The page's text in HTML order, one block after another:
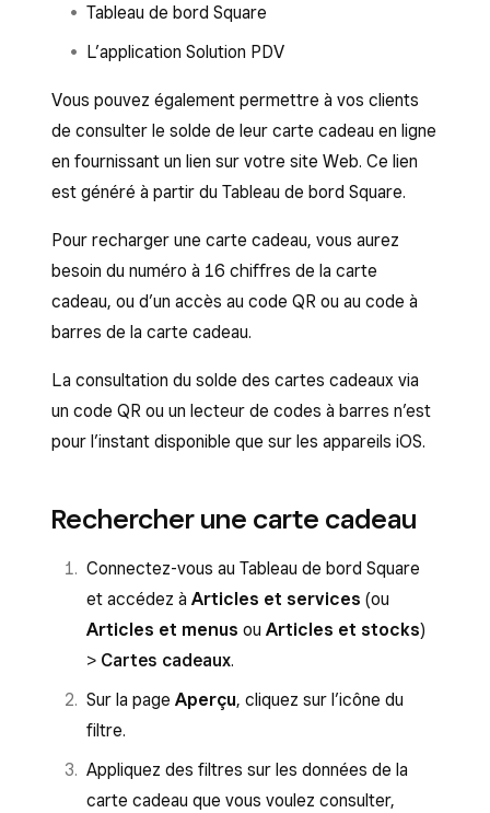
Tableau de bord Square
L’application Solution PDV
Vous pouvez également permettre à vos clients
de consulter le solde de leur carte cadeau en ligne
en fournissant un lien sur votre site Web. Ce lien
est généré à partir du Tableau de bord Square.
Pour recharger une carte cadeau, vous aurez
besoin du numéro à 16 chiffres de la carte
cadeau, ou d’un accès au code QR ou au code à
barres de la carte cadeau.
La consultation du solde des cartes cadeaux via
un code QR ou un lecteur de codes à barres n’est
pour l’instant disponible que sur les appareils iOS.
Rechercher une carte cadeau
Connectez-vous au Tableau de bord Square
et accédez à Articles et services (ou
Articles et menus ou Articles et stocks)
> Cartes cadeaux.
Sur la page Aperçu, cliquez sur l’icône du
filtre.
Appliquez des filtres sur les données de la
carte cadeau que vous voulez consulter,